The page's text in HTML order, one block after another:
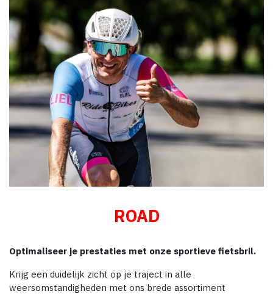
ROAD
Optimaliseer je prestaties met onze sportieve fietsbril.
Krijg een duidelijk zicht op je traject in alle
weersomstandigheden met ons brede assortiment